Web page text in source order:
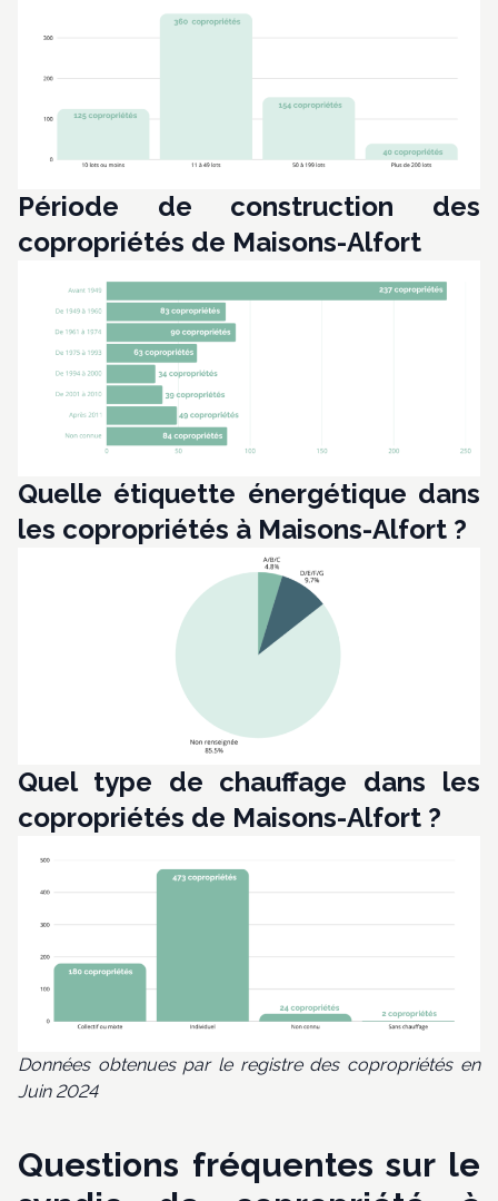
Période de construction des
copropriétés de Maisons-Alfort
Quelle étiquette énergétique dans
les copropriétés à Maisons-Alfort ?
Quel type de chauffage dans les
copropriétés de Maisons-Alfort ?
Données obtenues par le registre des copropriétés en
Juin 2024
Questions fréquentes sur le